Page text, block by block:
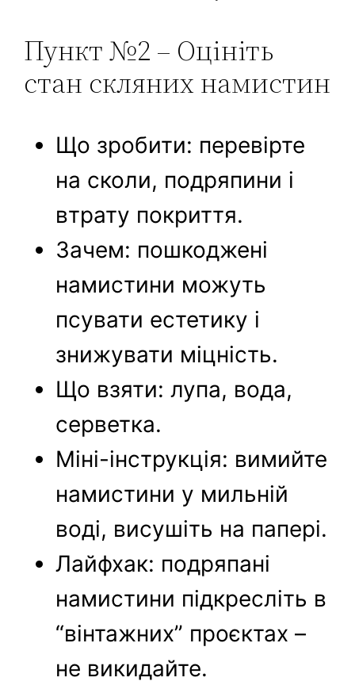
Пункт №2 – Оцініть
стан скляних намистин
Що зробити: перевірте
на сколи, подряпини і
втрату покриття.
Зачем: пошкоджені
намистини можуть
псувати естетику і
знижувати міцність.
Що взяти: лупа, вода,
серветка.
Міні-інструкція: вимийте
намистини у мильній
воді, висушіть на папері.
Лайфхак: подряпані
намистини підкресліть в
“вінтажних” проєктах –
не викидайте.